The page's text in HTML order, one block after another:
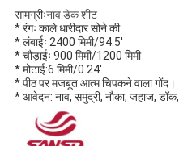
सामग्रीःनाव डेक शीट
* रंगः काले धारीदार सोने की
* लंबाईः 2400 मिमी/94.5'
* चौड़ाईः 900 मिमी/1200 मिमी
* मोटाई:6 मिमी/0.24'
* पीठ पर मजबूत आत्म चिपकने वाला गोंद।
* आवेदन: नाव, समुद्री, नौका, जहाज,